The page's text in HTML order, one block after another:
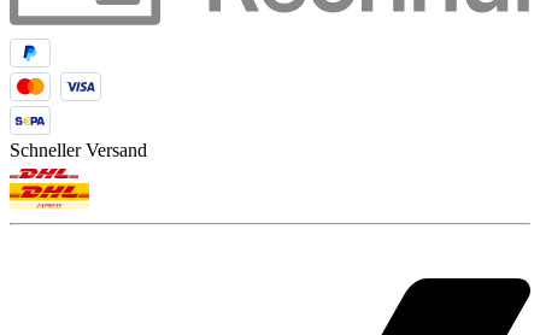
Schneller Versand